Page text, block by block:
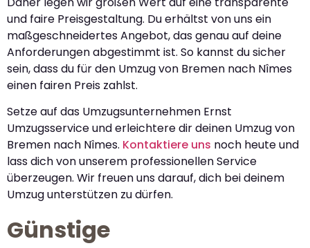
und faire Preisgestaltung. Du erhältst von uns ein
maßgeschneidertes Angebot, das genau auf deine
Anforderungen abgestimmt ist. So kannst du sicher
sein, dass du für den Umzug von Bremen nach Nîmes
einen fairen Preis zahlst.
Setze auf das Umzugsunternehmen Ernst
Umzugsservice und erleichtere dir deinen Umzug von
Bremen nach Nîmes. Kontaktiere uns noch heute und
lass dich von unserem professionellen Service
überzeugen. Wir freuen uns darauf, dich bei deinem
Umzug unterstützen zu dürfen.
Günstige